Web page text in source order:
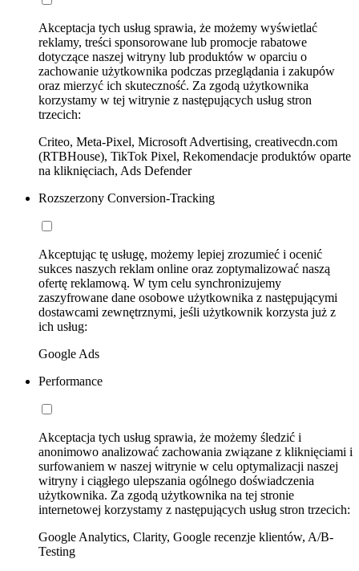
Akceptacja tych usług sprawia, że możemy wyświetlać
reklamy, treści sponsorowane lub promocje rabatowe
dotyczące naszej witryny lub produktów w oparciu o
zachowanie użytkownika podczas przeglądania i zakupów
oraz mierzyć ich skuteczność. Za zgodą użytkownika
korzystamy w tej witrynie z następujących usług stron
trzecich:
Criteo, Meta-Pixel, Microsoft Advertising, creativecdn.com
(RTBHouse), TikTok Pixel, Rekomendacje produktów oparte
na kliknięciach, Ads Defender
Rozszerzony Conversion-Tracking
Akceptując tę usługę, możemy lepiej zrozumieć i ocenić
sukces naszych reklam online oraz zoptymalizować naszą
ofertę reklamową. W tym celu synchronizujemy
zaszyfrowane dane osobowe użytkownika z następującymi
dostawcami zewnętrznymi, jeśli użytkownik korzysta już z
ich usług:
Google Ads
Performance
Akceptacja tych usług sprawia, że możemy śledzić i
anonimowo analizować zachowania związane z kliknięciami i
surfowaniem w naszej witrynie w celu optymalizacji naszej
witryny i ciągłego ulepszania ogólnego doświadczenia
użytkownika. Za zgodą użytkownika na tej stronie
internetowej korzystamy z następujących usług stron trzecich:
Google Analytics, Clarity, Google recenzje klientów, A/B-
Testing